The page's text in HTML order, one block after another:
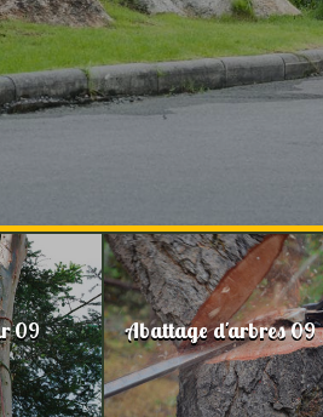
09 Abattage d'arbres 09